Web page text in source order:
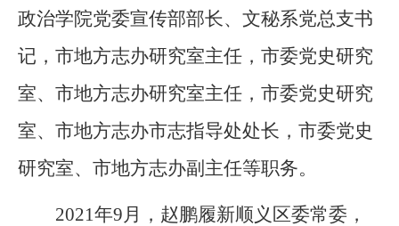
政治学院党委宣传部部长、文秘系党总支书
记，市地方志办研究室主任，市委党史研究
室、市地方志办研究室主任，市委党史研究
室、市地方志办市志指导处处长，市委党史
研究室、市地方志办副主任等职务。
2021年9月，赵鹏履新顺义区委常委，